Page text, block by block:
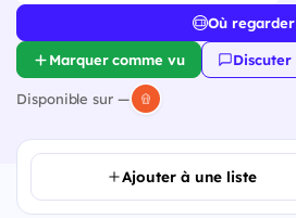
Où regarder
Marquer comme vu Discuter
Disponible sur —
Ajouter à une liste